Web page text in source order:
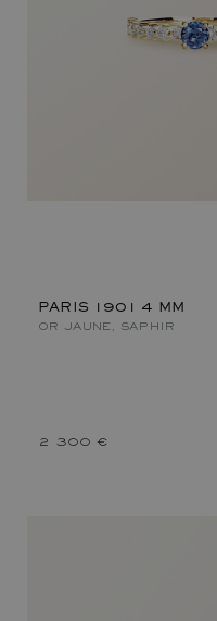
PARIS 1901 4 MM
OR JAUNE, SAPHIR
2 300 €